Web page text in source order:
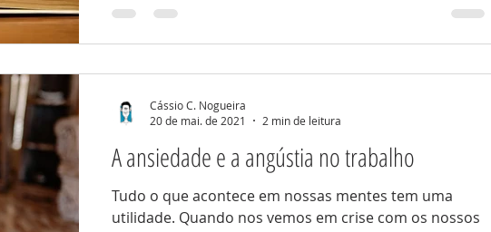
A ansiedade e a angústia no trabalho
Tudo o que acontece em nossas mentes tem uma
utilidade. Quando nos vemos em crise com os nossos
Cássio C. Nogueira
20 de mai. de 2021
2 min de leitura